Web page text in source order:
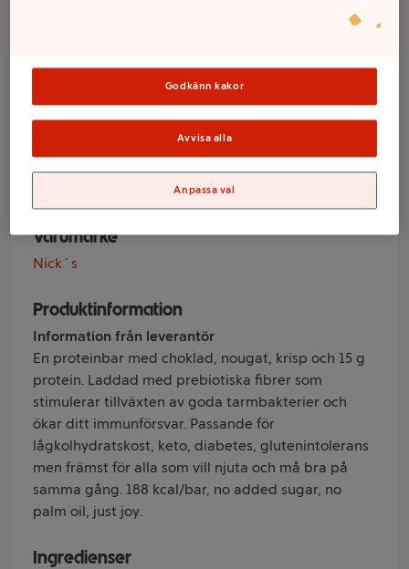
Bar Protein
Nougat Crisp 50g
Nick´s
Varumärke
Nick´s
Produktinformation
Information från leverantör
En proteinbar med choklad, nougat, krisp och 15 g
protein. Laddad med prebiotiska fibrer som
stimulerar tillväxten av goda tarmbakterier och
ökar ditt immunförsvar. Passande för
lågkolhydratskost, keto, diabetes, glutenintolerans
men främst för alla som vill njuta och må bra på
samma gång. 188 kcal/bar, no added sugar, no
palm oil, just joy.
Ingredienser
Godkänn kakor
Avvisa alla
Anpassa val